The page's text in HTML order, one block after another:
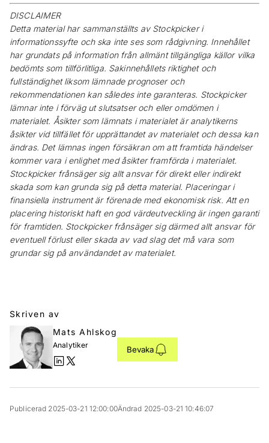
DISCLAIMER
Detta material har sammanställts av Stockpicker i
informationssyfte och ska inte ses som rådgivning. Innehållet
har grundats på information från allmänt tillgängliga källor vilka
bedömts som tillförlitliga. Sakinnehållets riktighet och
fullständighet liksom lämnade prognoser och
rekommendationen kan således inte garanteras. Stockpicker
lämnar inte i förväg ut slutsatser och eller omdömen i
materialet. Åsikter som lämnats i materialet är analytikerns
åsikter vid tillfället för upprättandet av materialet och dessa kan
ändras. Det lämnas ingen försäkran om att framtida händelser
kommer vara i enlighet med åsikter framförda i materialet.
Stockpicker frånsäger sig allt ansvar för direkt eller indirekt
skada som kan grunda sig på detta material. Placeringar i
finansiella instrument är förenade med ekonomisk risk. Att en
placering historiskt haft en god värdeutveckling är ingen garanti
för framtiden. Stockpicker frånsäger sig därmed allt ansvar för
eventuell förlust eller skada av vad slag det må vara som
grundar sig på användandet av materialet.
Skriven av
Mats Ahlskog
Analytiker Bevaka
Publicerad 2025-03-21 12:00:00Ändrad 2025-03-21 10:46:07